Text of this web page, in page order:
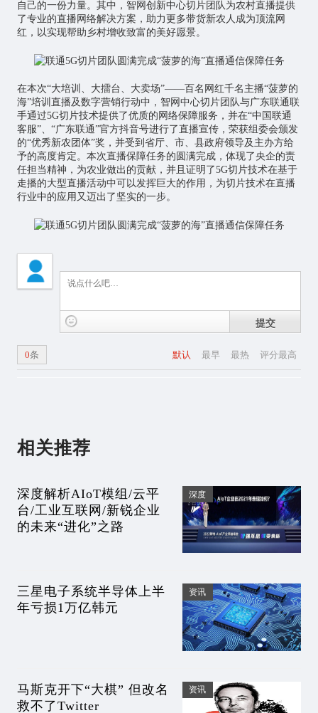
自己的一份力量。其中，智网创新中心切片团队为农村直播提供
了专业的直播网络解决方案，助力更多带货新农人成为顶流网
红，以实现帮助乡村增收致富的美好愿景。
在本次“大培训、大擂台、大卖场”——百名网红千名主播“菠萝的
海”培训直播及数字营销行动中，智网中心切片团队与广东联通联
手通过5G切片技术提供了优质的网络保障服务，并在“中国联通
客服”、“广东联通”官方抖音号进行了直播宣传，荣获组委会颁发
的“优秀新农团体”奖，并受到省厅、市、县政府领导及主办方给
予的高度肯定。本次直播保障任务的圆满完成，体现了央企的责
任担当精神，为农业做出的贡献，并且证明了5G切片技术在基于
走播的大型直播活动中可以发挥巨大的作用，为切片技术在直播
行业中的应用又迈出了坚实的一步。
提交
默认 最早 最热 评分最高
0条
相关推荐
深度解析AIoT模组/云平
台/工业互联网/新锐企业
的未来“进化”之路
深度
三星电子系统半导体上半
年亏损1万亿韩元
资讯
马斯克开下“大棋” 但改名
救不了Twitter
资讯